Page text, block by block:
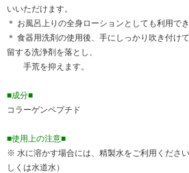
いいただけます。
＊ お風呂上りの全身ローションとしても利用でき
＊ 食器用洗剤の使用後、手にしっかり吹き付け
留する洗浄剤を落とし、
手荒を抑えます。
■成分■
コラーゲンペプチド
■使用上の注意■
※ 水に溶かす場合には、精製水をご利用くださ
しくは水道水）